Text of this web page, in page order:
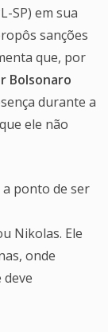
SP) em sua
sanções
que, por
Bolsonaro
durante a
ele não
ponto de ser
Nikolas. Ele
onde